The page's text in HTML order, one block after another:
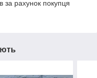
за рахунок покупця